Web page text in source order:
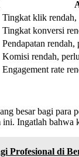
Tingkat klik rendah,
Tingkat konversi
Pendapatan
Komisi rendah,
Engagement rate
besar bagi para
Ingatlah bahwa
Profesional di